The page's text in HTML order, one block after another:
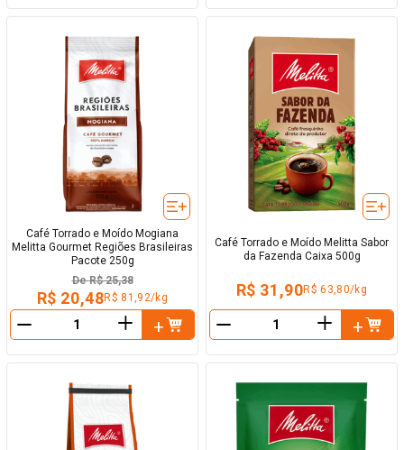
Café Torrado e Moído Mogiana
Melitta Gourmet Regiões Brasileiras
Pacote 250g
De R$ 25,38
R$ 20,48R$ 81,92/kg
＋
Café Torrado e Moído Melitta Sabor
da Fazenda Caixa 500g
R$ 31,90R$ 63,80/kg
＋